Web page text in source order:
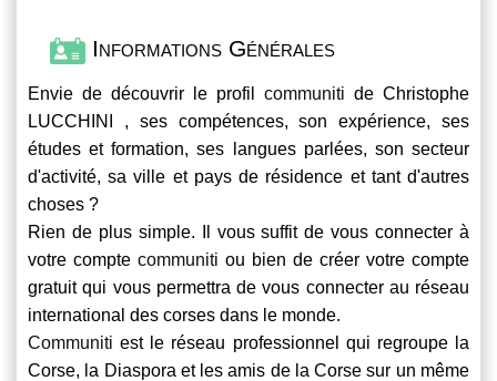
Informations Générales
Envie de découvrir le profil communiti de Christophe
LUCCHINI , ses compétences, son expérience, ses
études et formation, ses langues parlées, son secteur
d'activité, sa ville et pays de résidence et tant d'autres
choses ?
Rien de plus simple. Il vous suffit de vous connecter à
votre compte communiti ou bien de créer votre compte
gratuit qui vous permettra de vous connecter au réseau
international des corses dans le monde.
Communiti est le réseau professionnel qui regroupe la
Corse, la Diaspora et les amis de la Corse sur un même